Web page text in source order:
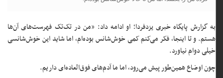
به گزارش پایگاه خبری یزدفردا؛ او ادامه داد: «من در تک‌تک فهرست‌های آن‌ها
هستم. و تا اینجا، فکر می‌کنم کمی خوش‌شانس بوده‌ام، اما شاید این خوش‌شانسی
خیلی دوام نیاورد.
چون اوضاع همین‌طور پیش می‌رود، اما ما آدم‌های فوق‌العاده‌ای داریم.